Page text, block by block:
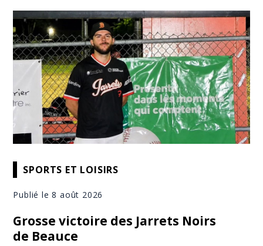
SPORTS ET LOISIRS
Publié le 8 août 2026
Grosse victoire des Jarrets Noirs
de Beauce